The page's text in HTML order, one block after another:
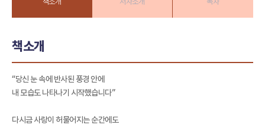
책소개
“당신 눈 속에 반사된 풍경 안에
내 모습도 나타나기 시작했습니다”
다시금 사랑이 허물어지는 순간에도